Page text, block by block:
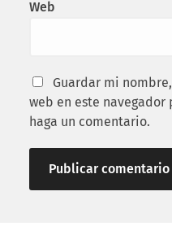
Web
Guardar mi
web en este
haga un comentario.